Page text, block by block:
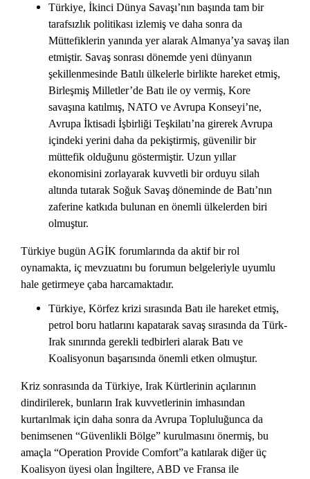
Türkiye, İkinci Dünya Savaşı’nın başında tam bir
tarafsızlık politikası izlemiş ve daha sonra da
Müttefiklerin yanında yer alarak Almanya’ya savaş ilan
etmiştir. Savaş sonrası dönemde yeni dünyanın
şekillenmesinde Batılı ülkelerle birlikte hareket etmiş,
Birleşmiş Milletler’de Batı ile oy vermiş, Kore
savaşına katılmış, NATO ve Avrupa Konseyi’ne,
Avrupa İktisadi İşbirliği Teşkilatı’na girerek Avrupa
içindeki yerini daha da pekiştirmiş, güvenilir bir
müttefik olduğunu göstermiştir. Uzun yıllar
ekonomisini zorlayarak kuvvetli bir orduyu silah
altında tutarak Soğuk Savaş döneminde de Batı’nın
zaferine katkıda bulunan en önemli ülkelerden biri
olmuştur.
Türkiye bugün AGİK forumlarında da aktif bir rol
oynamakta, iç mevzuatını bu forumun belgeleriyle uyumlu
hale getirmeye çaba harcamaktadır.
Türkiye, Körfez krizi sırasında Batı ile hareket etmiş,
petrol boru hatlarını kapatarak savaş sırasında da Türk-
Irak sınırında gerekli tedbirleri alarak Batı ve
Koalisyonun başarısında önemli etken olmuştur.
Kriz sonrasında da Türkiye, Irak Kürtlerinin açılarının
dindirilerek, bunların Irak kuvvetlerinin imhasından
kurtarılmak için daha sonra da Avrupa Topluluğunca da
benimsenen “Güvenlikli Bölge” kurulmasını önermiş, bu
amaçla “Operation Provide Comfort”a katılarak diğer üç
Koalisyon üyesi olan İngiltere, ABD ve Fransa ile